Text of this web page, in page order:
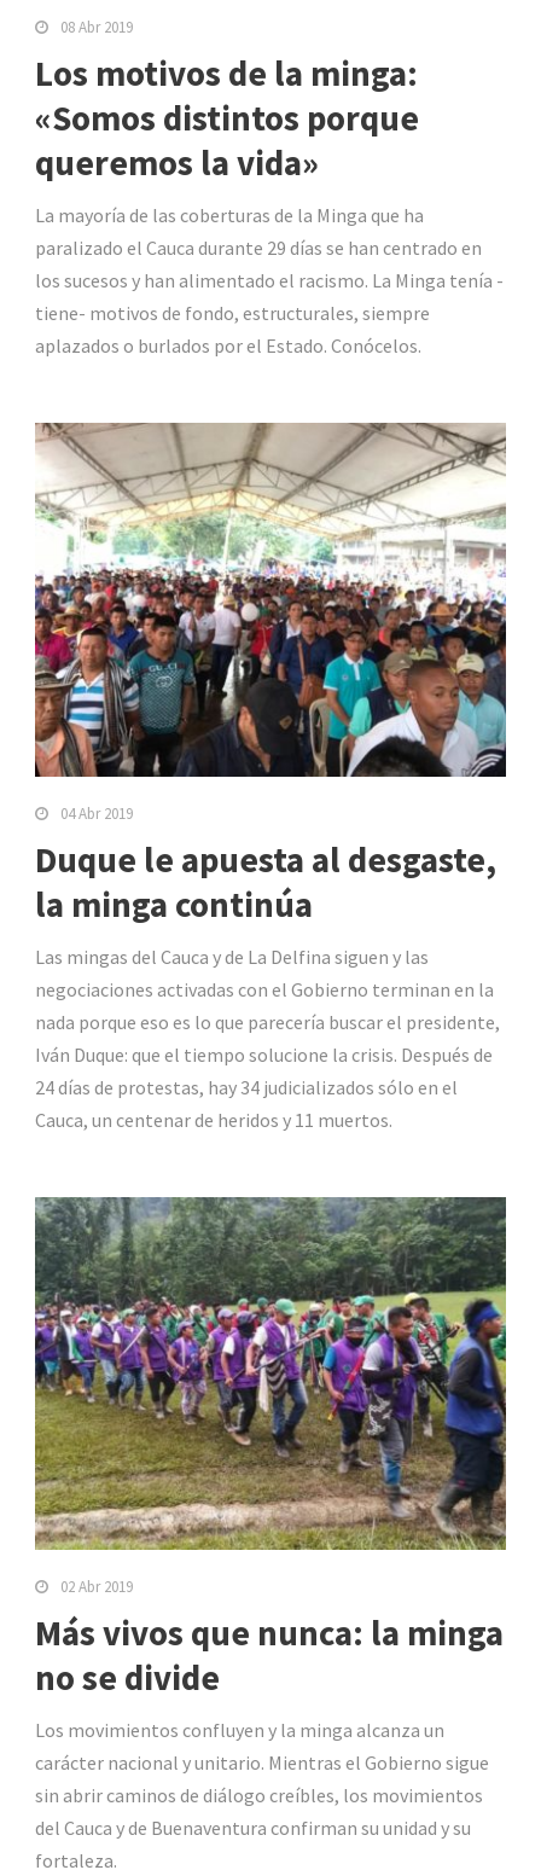
08 Abr 2019
Los motivos de la minga:
«Somos distintos porque
queremos la vida»
La mayoría de las coberturas de la Minga que ha
paralizado el Cauca durante 29 días se han centrado en
los sucesos y han alimentado el racismo. La Minga tenía -
tiene- motivos de fondo, estructurales, siempre
aplazados o burlados por el Estado. Conócelos.
04 Abr 2019
Duque le apuesta al desgaste,
la minga continúa
Las mingas del Cauca y de La Delfina siguen y las
negociaciones activadas con el Gobierno terminan en la
nada porque eso es lo que parecería buscar el presidente,
Iván Duque: que el tiempo solucione la crisis. Después de
24 días de protestas, hay 34 judicializados sólo en el
Cauca, un centenar de heridos y 11 muertos.
02 Abr 2019
Más vivos que nunca: la minga
no se divide
Los movimientos confluyen y la minga alcanza un
carácter nacional y unitario. Mientras el Gobierno sigue
sin abrir caminos de diálogo creíbles, los movimientos
del Cauca y de Buenaventura confirman su unidad y su
fortaleza.